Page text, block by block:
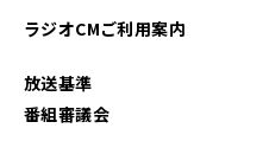
ラジオCMご利用案内
放送基準
番組審議会